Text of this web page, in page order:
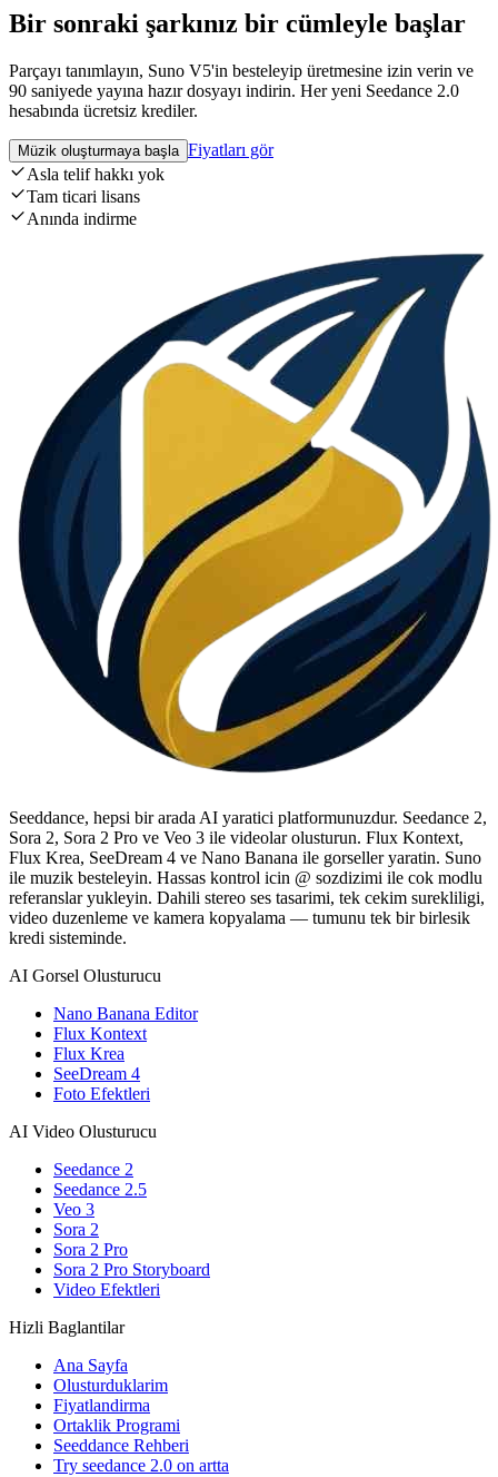
Bir sonraki şarkınız bir cümleyle başlar
Parçayı tanımlayın, Suno V5'in besteleyip üretmesine izin verin ve
90 saniyede yayına hazır dosyayı indirin. Her yeni Seedance 2.0
hesabında ücretsiz krediler.
Müzik oluşturmaya başla Fiyatları gör
Asla telif hakkı yok
Tam ticari lisans
Anında indirme
Seeddance, hepsi bir arada AI yaratici platformunuzdur. Seedance 2,
Sora 2, Sora 2 Pro ve Veo 3 ile videolar olusturun. Flux Kontext,
Flux Krea, SeeDream 4 ve Nano Banana ile gorseller yaratin. Suno
ile muzik besteleyin. Hassas kontrol icin @ sozdizimi ile cok modlu
referanslar yukleyin. Dahili stereo ses tasarimi, tek cekim surekliligi,
video duzenleme ve kamera kopyalama — tumunu tek bir birlesik
kredi sisteminde.
AI Gorsel Olusturucu
Nano Banana Editor
Flux Kontext
Flux Krea
SeeDream 4
Foto Efektleri
AI Video Olusturucu
Seedance 2
Seedance 2.5
Veo 3
Sora 2
Sora 2 Pro
Sora 2 Pro Storyboard
Video Efektleri
Hizli Baglantilar
Ana Sayfa
Olusturduklarim
Fiyatlandirma
Ortaklik Programi
Seeddance Rehberi
Try seedance 2.0 on artta